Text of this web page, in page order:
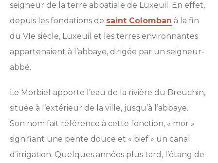
seigneur de la terre abbatiale de Luxeuil. En effet,
depuis les fondations de saint Colomban à la fin
du VIe siècle, Luxeuil et les terres environnantes
appartenaient à l’abbaye, dirigée par un seigneur-
abbé.
Le Morbief apporte l’eau de la rivière du Breuchin,
située à l’extérieur de la ville, jusqu’à l’abbaye.
Son nom fait référence à cette fonction, « mor »
signifiant une pente douce et « bief » un canal
d’irrigation. Quelques années plus tard, l’étang de